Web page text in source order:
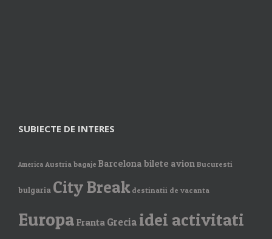
SUBIECTE DE INTERES
America Austria bagaje Barcelona bilete avion Bucuresti
bulgaria City Break destinatii de vacanta
Europa Franta Grecia idei activitati